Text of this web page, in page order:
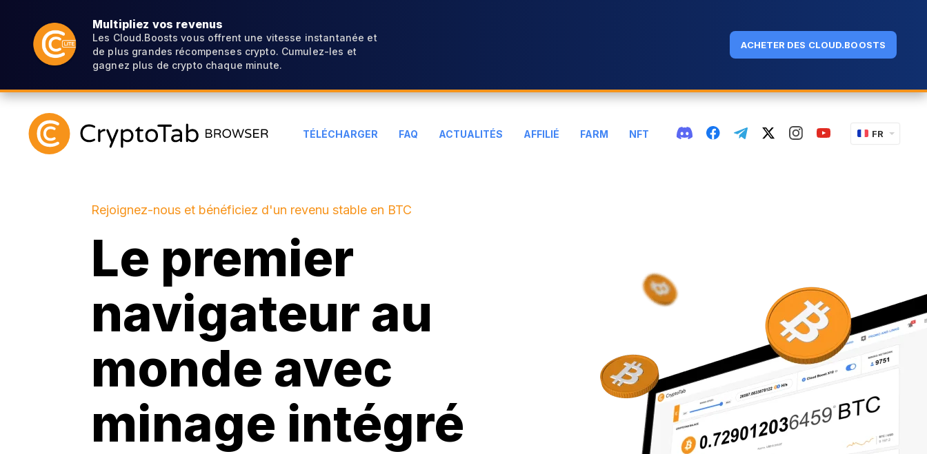
Multipliez vos revenus
Les Cloud.Boosts vous offrent une vitesse instantanée et
de plus grandes récompenses crypto. Cumulez-les et
gagnez plus de crypto chaque minute.
ACHETER DES CLOUD.BOOSTS
TÉLÉCHARGER FAQ ACTUALITÉS AFFILIÉ FARM NFT FR
Rejoignez-nous et bénéficiez d'un revenu stable en BTC
Le premier
navigateur au
monde avec
minage intégré